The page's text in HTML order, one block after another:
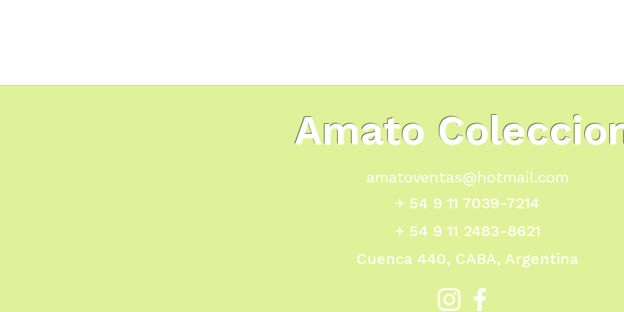
Amato
amatoventas@hotmail.com
+ 54 9 11 7039-7214
+ 54 9 11 2483-8621
Cuenca 440, CABA, Argentina